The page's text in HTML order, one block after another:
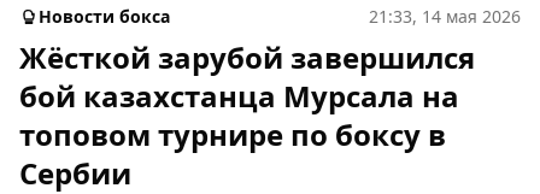
Новости бокса 21:33, 14 мая 2026
Жёсткой зарубой завершился
бой казахстанца Мурсала на
топовом турнире по боксу в
Сербии